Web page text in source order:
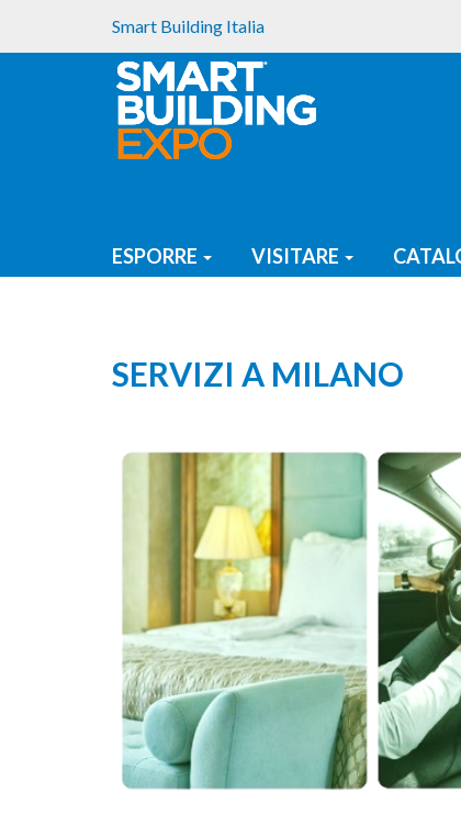
Smart Building Italia
ESPORRE VISITARE
SERVIZI A MILANO